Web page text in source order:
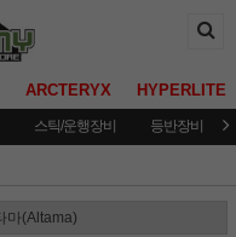
ARCTERYX HYPERLITE
스틱/운행장비 등반장비